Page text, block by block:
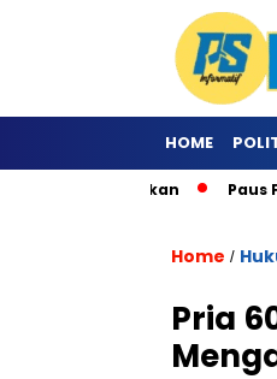
HOME
Ke Vatikan Paus
Home /
Pria